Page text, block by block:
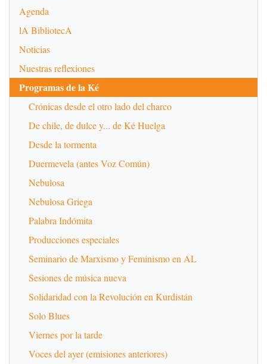
Agenda
lA BibliotecA
Noticias
Nuestras reflexiones
Programas de la Ké
Crónicas desde el otro lado del charco
De chile, de dulce y... de Ké Huelga
Desde la tormenta
Duermevela (antes Voz Común)
Nebulosa
Nebulosa Griega
Palabra Indómita
Producciones especiales
Seminario de Marxismo y Feminismo en AL
Sesiones de música nueva
Solidaridad con la Revolución en Kurdistán
Solo Blues
Viernes por la tarde
Voces del ayer (emisiones anteriores)